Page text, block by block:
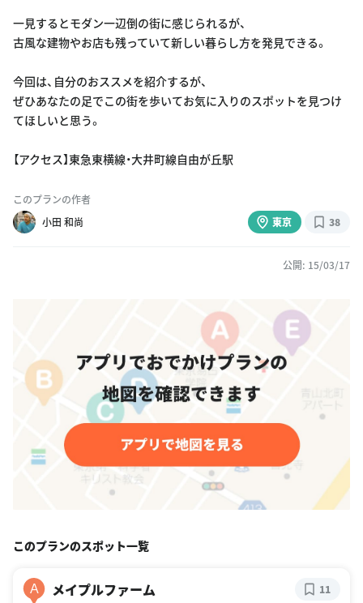
一見するとモダン一辺倒の街に感じられるが、
古風な建物やお店も残っていて新しい暮らし方を発見できる。
今回は、自分のおススメを紹介するが、
ぜひあなたの足でこの街を歩いてお気に入りのスポットを見つけ
てほしいと思う。
【アクセス】東急東横線・大井町線自由が丘駅
このプランの作者
小田 和尚
東京 38
公開: 15/03/17
このプランのスポット一覧
A メイプルファーム 11